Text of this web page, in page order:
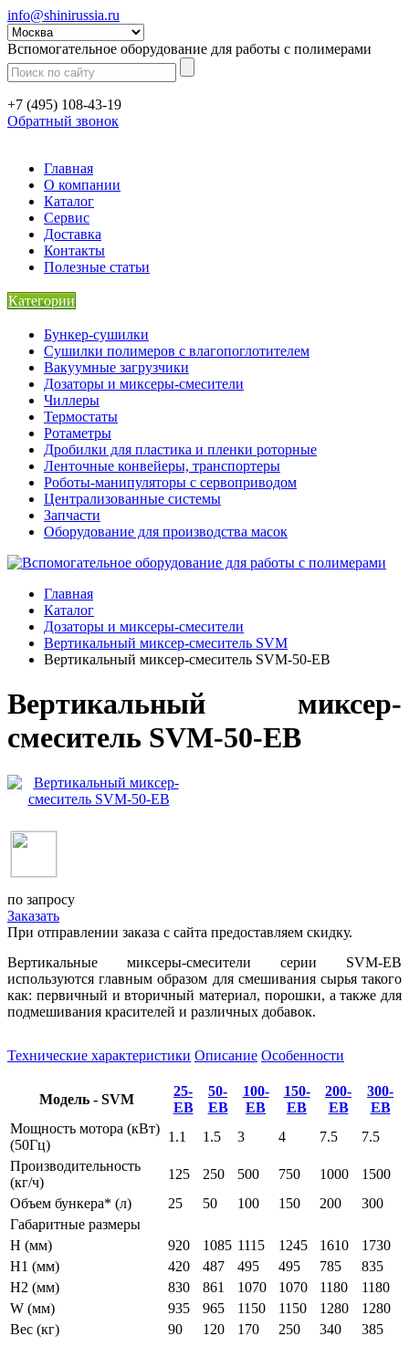
info@shinirussia.ru
Вспомогательное оборудование для работы с полимерами
+7 (495) 108-43-19
Обратный звонок
Главная
О компании
Каталог
Сервис
Доставка
Контакты
Полезные статьи
Категории
Бункер-сушилки
Сушилки полимеров с влагопоглотителем
Вакуумные загрузчики
Дозаторы и миксеры-смесители
Чиллеры
Термостаты
Ротаметры
Дробилки для пластика и пленки роторные
Ленточные конвейеры, транспортеры
Роботы-манипуляторы с сервоприводом
Централизованные системы
Запчасти
Оборудование для производства масок
Главная
Каталог
Дозаторы и миксеры-смесители
Вертикальный миксер-смеситель SVM
Вертикальный миксер-смеситель SVM-50-EB
Вертикальный миксер-
смеситель SVM-50-EB
по запросу
Заказать
При отправлении заказа с сайта предоставляем скидку.
Вертикальные миксеры-смесители серии SVM-EB
используются главным образом для смешивания сырья такого
как: первичный и вторичный материал, порошки, а также для
подмешивания красителей и различных добавок.
Технические характеристики Описание Особенности
Модель - SVM
25-
EB
50-
EB
100-
EB
150-
EB
200-
EB
300-
EB
Мощность мотора (кВт)
(50Гц)
1.1 1.5 3 4 7.5
7.5
Производительность
(кг/ч)
125 250 500 750 1000
1500
Объем бункера* (л)
25 50 100 150 200
300
Габаритные размеры
H (мм)
920 1085 1115 1245 1610
1730
H1 (мм)
420 487 495 495 785
835
H2 (мм)
830 861 1070 1070 1180
1180
W (мм)
935 965 1150 1150 1280
1280
Вес (кг)
90 120 170 250 340 385